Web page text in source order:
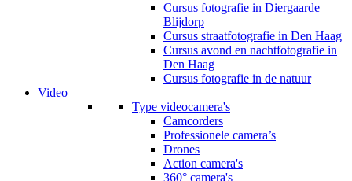
Cursus fotografie in Diergaarde
Blijdorp
Cursus straatfotografie in Den Haag
Cursus avond en nachtfotografie in
Den Haag
Cursus fotografie in de natuur
Video
Type videocamera's
Camcorders
Professionele camera’s
Drones
Action camera's
360° camera's